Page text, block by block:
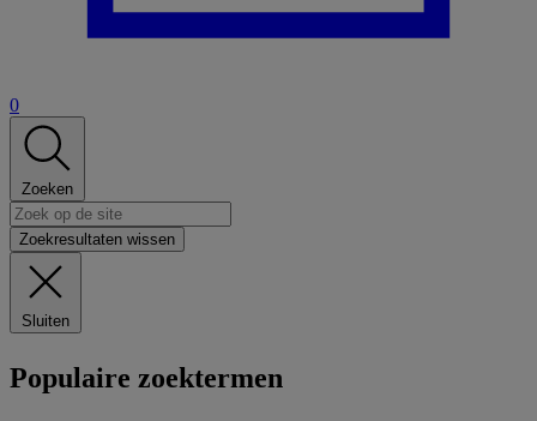
0
Zoeken
Zoekresultaten wissen
Sluiten
Populaire zoektermen